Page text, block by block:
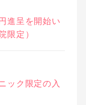
進呈を開始い
限定）
ック限定の入